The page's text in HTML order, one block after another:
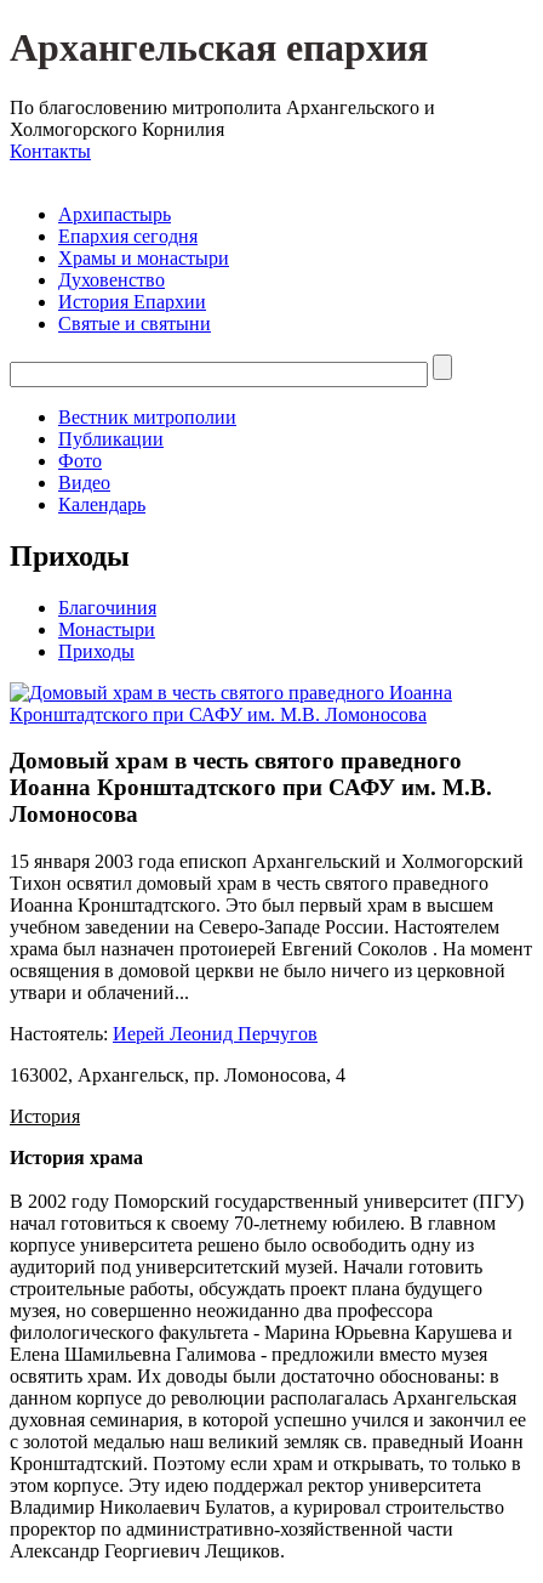
Архангельская епархия
По благословению митрополита Архангельского и
Холмогорского Корнилия
Контакты
Архипастырь
Епархия сегодня
Храмы и монастыри
Духовенство
История Епархии
Святые и святыни
Вестник митрополии
Публикации
Фото
Видео
Календарь
Приходы
Благочиния
Монастыри
Приходы
Домовый храм в честь святого праведного
Иоанна Кронштадтского при САФУ им. М.В.
Ломоносова
15 января 2003 года епископ Архангельский и Холмогорский
Тихон освятил домовый храм в честь святого праведного
Иоанна Кронштадтского. Это был первый храм в высшем
учебном заведении на Северо-Западе России. Настоятелем
храма был назначен протоиерей Евгений Соколов . На момент
освящения в домовой церкви не было ничего из церковной
утвари и облачений...
Настоятель: Иерей Леонид Перчугов
163002, Архангельск, пр. Ломоносова, 4
История
История храма
В 2002 году Поморский государственный университет (ПГУ)
начал готовиться к своему 70-летнему юбилею. В главном
корпусе университета решено было освободить одну из
аудиторий под университетский музей. Начали готовить
строительные работы, обсуждать проект плана будущего
музея, но совершенно неожиданно два профессора
филологического факультета - Марина Юрьевна Карушева и
Елена Шамильевна Галимова - предложили вместо музея
освятить храм. Их доводы были достаточно обоснованы: в
данном корпусе до революции располагалась Архангельская
духовная семинария, в которой успешно учился и закончил ее
с золотой медалью наш великий земляк св. праведный Иоанн
Кронштадтский. Поэтому если храм и открывать, то только в
этом корпусе. Эту идею поддержал ректор университета
Владимир Николаевич Булатов, а курировал строительство
проректор по административно-хозяйственной части
Александр Георгиевич Лещиков.